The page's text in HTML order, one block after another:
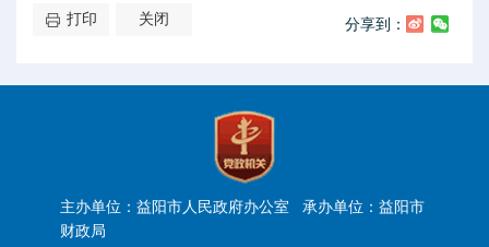
打印 关闭 分享到：
主办单位：益阳市人民政府办公室 承办单位：益阳市
财政局